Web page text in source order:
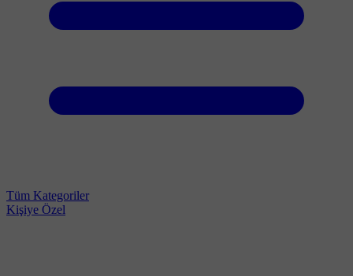
Tüm Kategoriler
Kişiye Özel